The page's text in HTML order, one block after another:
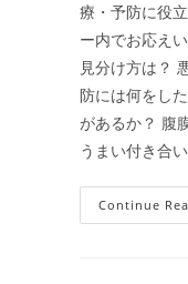
療・予防に役
ー内でお応え
見分け方は？
防には何をし
があるか？ 腹
うまい付き合
Continue